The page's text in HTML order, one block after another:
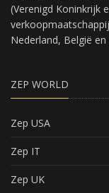
(Verenigd Koninkrijk
Nederland, België en
ZEP WORLD
Zep USA
Zep IT
Zep UK